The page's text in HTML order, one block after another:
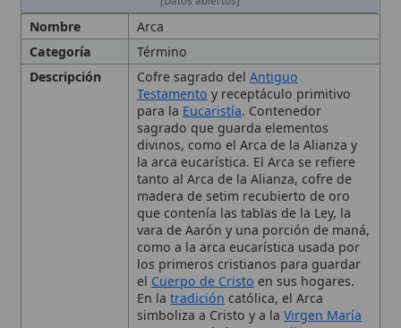
Descripción Cofre sagrado delAntiguo
Testamento
para laEucaristía. Contenedor
sagrado que guarda elementos
divinos, como el Arca de la Alianza y
la arca eucarística. El Arca se refiere
tanto al Arca de la Alianza, cofre de
madera de setim recubierto de oro
que contenía las tablas de la Ley, la
vara de Aarón y una porción de maná,
como a la arca eucarística usada por
los primeros cristianos para guardar
Cuerpo de Cristoen sus hogares.
En latradicióncatólica, el Arca
simboliza a Cristo y a la Virgen María
como 'Arca de laNueva Alianza ' y
precede al tabernáculodonde se
reserva la Sagrada Eucaristía. Arca
como figura de la presencia de Diosy
prefiguración de la Eucaristía y del
misterio de laencarnación